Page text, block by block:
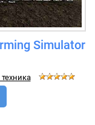
Simulator